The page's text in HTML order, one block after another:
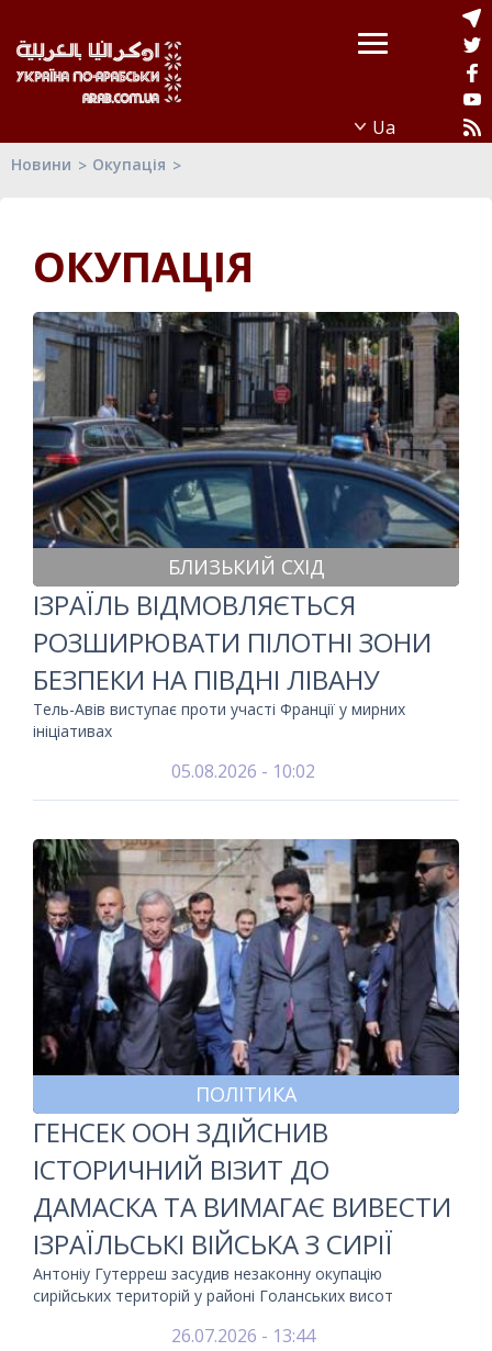
Новини Окупація
ОКУПАЦІЯ
БЛИЗЬКИЙ СХІД
ІЗРАЇЛЬ ВІДМОВЛЯЄТЬСЯ
РОЗШИРЮВАТИ ПІЛОТНІ ЗОНИ
БЕЗПЕКИ НА ПІВДНІ ЛІВАНУ
Тель-Авів виступає проти участі Франції у мирних
ініціативах
05.08.2026 - 10:02
ПОЛІТИКА
ГЕНСЕК ООН ЗДІЙСНИВ
ІСТОРИЧНИЙ ВІЗИТ ДО
ДАМАСКА ТА ВИМАГАЄ ВИВЕСТИ
ІЗРАЇЛЬСЬКІ ВІЙСЬКА З СИРІЇ
Антоніу Гутерреш засудив незаконну окупацію
сирійських територій у районі Голанських висот
26.07.2026 - 13:44